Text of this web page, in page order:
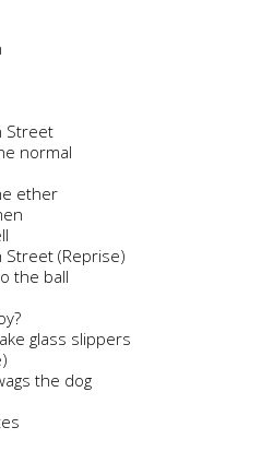
Street
normal
ether
(Reprise)
the ball
glass slippers
the dog